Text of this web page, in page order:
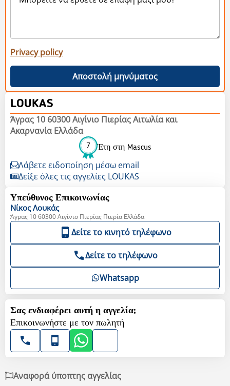
Privacy policy
Αποστολή μηνύματος
LOUKAS
Άγρας 10 60300 Αιγίνιο Πιερίας Αιτωλία και
Ακαρνανία Ελλάδα
7 Έτη στη Mascus
Λάβετε ειδοποίηση μέσω email
Δείξε όλες τις αγγελίες LOUKAS
Υπεύθυνος Επικοινωνίας
Νίκος Λουκάς
Άγρας 10 60300 Αιγίνιο Πιερίας Πιερία Ελλάδα
Δείτε το κινητό τηλέφωνο
Δείτε το τηλέφωνο
Whatsapp
Σας ενδιαφέρει αυτή η αγγελία;
Επικοινωνήστε με τον πωλητή
Αναφορά ύποπτης αγγελίας